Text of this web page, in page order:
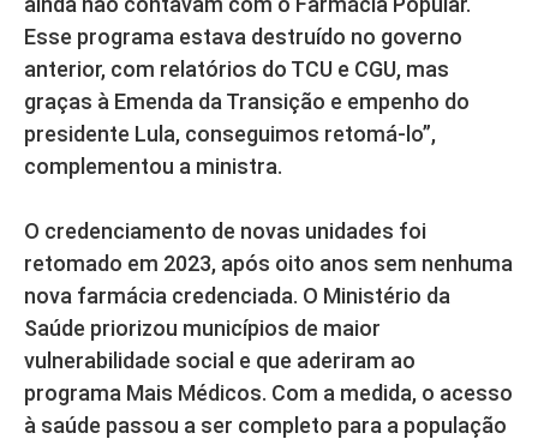
Esse programa estava destruído no governo
anterior, com relatórios do TCU e CGU, mas
graças à Emenda da Transição e empenho do
presidente Lula, conseguimos retomá-lo”,
complementou a ministra.
O credenciamento de novas unidades foi
retomado em 2023, após oito anos sem nenhuma
nova farmácia credenciada. O Ministério da
Saúde priorizou municípios de maior
vulnerabilidade social e que aderiram ao
programa Mais Médicos. Com a medida, o acesso
à saúde passou a ser completo para a população